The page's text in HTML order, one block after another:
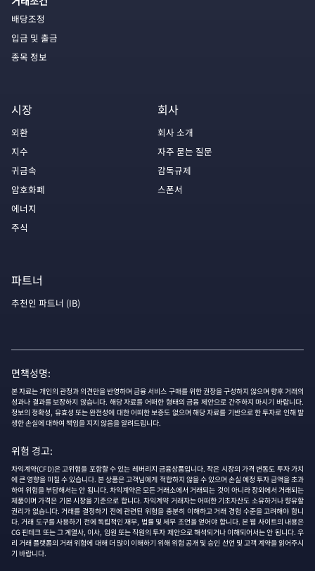
배당조정
입금 및 출금
종목 정보
시장
외환
지수
귀금속
암호화폐
에너지
주식
회사
회사 소개
자주 묻는 질문
감독규제
스폰서
파트너
추천인 파트너 (IB)
면책성명:
본 자료는 개인의 관정과 의견만을 반영하며 금융 서비스 구매를 위한 권장을 구성하지 않으며 향후 거래의
성과나 결과를 보장하지 않습니다. 해당 자료를 어떠한 형태의 금융 제안으로 간주하지 마시기 바랍니다.
정보의 정확성, 유효성 또는 완전성에 대한 어떠한 보증도 없으며 해당 자료를 기반으로 한 투자로 인해 발
생한 손실에 대하여 책임을 지지 않음을 알려드립니다.
위험 경고:
차익계약(CFD)은 고위험을 포함할 수 있는 레버리지 금융상품입니다. 작은 시장의 가격 변동도 투자 가치
에 큰 영향을 미칠 수 있습니다. 본 상품은 고객님에게 적합하지 않을 수 있으며 손실 예정 투자 금액을 초과
하여 위험을 부담해서는 안 됩니다. 차익계약은 모든 거래소에서 거래되는 것이 아니라 장외에서 거래되는
제품이며 가격은 기본 시장을 기준으로 합니다. 차익계약 거래자는 어떠한 기초자산도 소유하거나 향유할
권리가 없습니다. 거래를 결정하기 전에 관련된 위험을 충분히 이해하고 거래 경험 수준을 고려해야 합니
다. 거래 도구를 사용하기 전에 독립적인 재무, 법률 및 세무 조언을 얻어야 합니다. 본 웹 사이트의 내용은
CG 핀테크 또는 그 계열사, 이사, 임원 또는 직원의 투자 제안으로 해석되거나 이해되어서는 안 됩니다. 우
리 거래 플랫폼의 거래 위험에 대해 더 많이 이해하기 위해 위험 공개 및 승인 선언 및 고객 계약을 읽어주시
기 바랍니다.